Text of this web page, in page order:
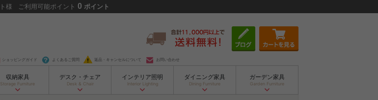
様 ご利用可能ポイント 0 ポイント
ショッピングガイド よくあるご質問 返品・キャンセルについて お問い合わせ
収納家具
Storage Furniture
デスク・チェア
Desk & Chair
インテリア照明
Interior Lighting
ダイニング家具
Dining Furniture
ガーデン家具
Garden Furniture